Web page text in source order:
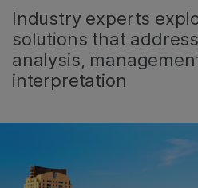
Industry experts
solutions that
analysis,
interpretation